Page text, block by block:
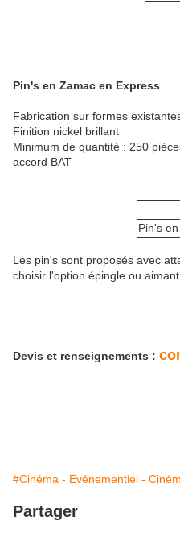
Pin's en Zamac en Express
Fabrication sur formes
Finition nickel brillant
Minimum de quantité : 250
accord BAT
Pin's
Les pin's sont proposés avec
choisir l'option épingle ou aimant.
Devis et renseignements :
#Cinéma - Evénementiel -
Partager